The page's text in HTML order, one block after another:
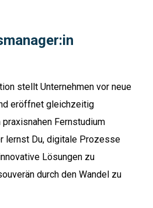
stellt Unternehmen vor neue
eröffnet gleichzeitig
praxisnahen Fernstudium
lernst Du, digitale Prozesse
Lösungen zu
durch den Wandel zu